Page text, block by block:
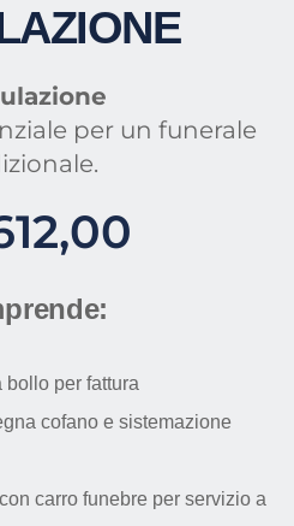
per un funerale
bollo per fattura
cofano e sistemazione
carro funebre per servizio a